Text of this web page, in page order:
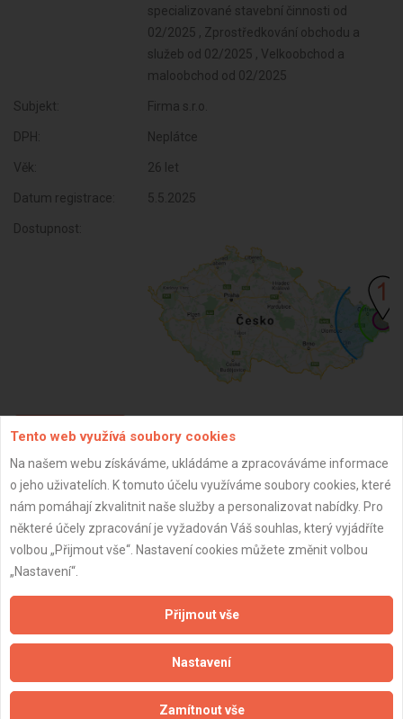
specializované stavební činnosti od
02/2025 , Zprostředkování obchodu a
služeb od 02/2025 , Velkoobchod a
maloobchod od 02/2025
Subjekt: Firma s.r.o.
DPH: Neplátce
Věk: 26 let
Datum registrace: 5.5.2025
Dostupnost:
ZPĚT
Aktualizováno z portálu ARES dne 05.05.2025 13:38:44
Důležité informace
Naše firmy a řemeslníci
Zpracování a ochrana osobních údajů
Zásady pro používání souborů cookie
Obchodní podmínky (zprostředkování)
Tento web využívá soubory cookies
Na našem webu získáváme, ukládáme a zpracováváme informace
o jeho uživatelích. K tomuto účelu využíváme soubory cookies, které
nám pomáhají zkvalitnit naše služby a personalizovat nabídky. Pro
některé účely zpracování je vyžadován Váš souhlas, který vyjádříte
volbou „Přijmout vše“. Nastavení cookies můžete změnit volbou
„Nastavení“.
Přijmout vše
Nastavení
Zamítnout vše